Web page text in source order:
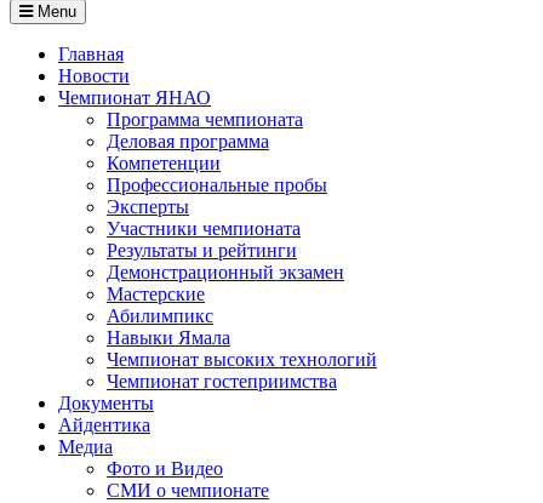
Menu
Главная
Новости
Чемпионат ЯНАО
Программа чемпионата
Деловая программа
Компетенции
Профессиональные пробы
Эксперты
Участники чемпионата
Результаты и рейтинги
Демонстрационный экзамен
Мастерские
Абилимпикс
Навыки Ямала
Чемпионат высоких технологий
Чемпионат гостеприимства
Документы
Айдентика
Медиа
Фото и Видео
СМИ о чемпионате